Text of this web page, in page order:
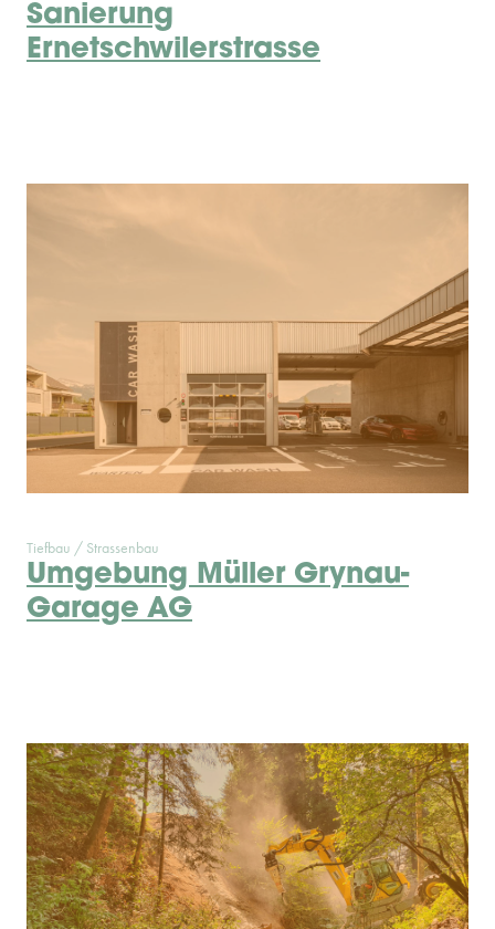
Sanierung
Ernetschwilerstrasse
Tiefbau / Strassenbau
Umgebung Müller Grynau-
Garage AG